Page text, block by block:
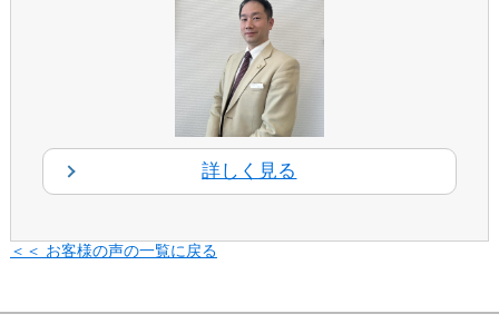
詳しく見る
＜＜ お客様の声の一覧に戻る